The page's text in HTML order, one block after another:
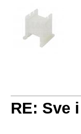
RE: Sve